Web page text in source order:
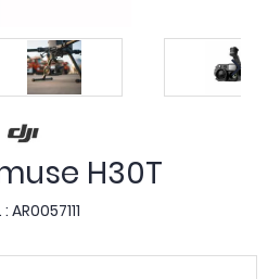
H30T
: AR0057111